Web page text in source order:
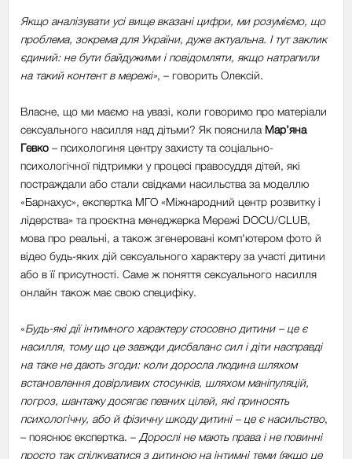
Якщо аналізувати усі вище вказані цифри, ми розуміємо, що
проблема, зокрема для України, дуже актуальна. І тут заклик
єдиний: не бути байдужими і повідомляти, якщо натрапили
на такий контент в мережі», – говорить Олексій.
Власне, що ми маємо на увазі, коли говоримо про матеріали
сексуального насилля над дітьми? Як пояснила Мар’яна
Гевко – психологиня центру захисту та соціально-
психологічної підтримки у процесі правосуддя дітей, які
постраждали або стали свідками насильства за моделлю
«Барнахус», експертка МГО «Міжнародний центр розвитку і
лідерства» та проєктна менеджерка Мережі DOCU/CLUB,
мова про реальні, а також згенеровані комп'ютером фото й
відео будь-яких дій сексуального характеру за участі дитини
або в її присутності. Саме ж поняття сексуального насилля
онлайн також має свою специфіку.
«Будь-які дії інтимного характеру стосовно дитини – це є
насилля, тому що це завжди дисбаланс сил і діти насправді
на таке не дають згоди: коли доросла людина шляхом
встановлення довірливих стосунків, шляхом маніпуляцій,
погроз, шантажу досягає певних цілей, які приносять
психологічну, або й фізичну шкоду дитині – це є насильство,
– пояснює експертка. – Дорослі не мають права і не повинні
просто так спілкуватися з дитиною на інтимні теми (якщо це